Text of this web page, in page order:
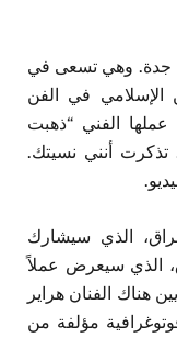
جدة. وهي تسعى في
الإسلامي في الفن
الفني “ذهبت
تذكرت أنني نسيتك.
الذي سيشارك
الذي سيعرض عملاً
هناك الفنان هراير
مؤلفة من